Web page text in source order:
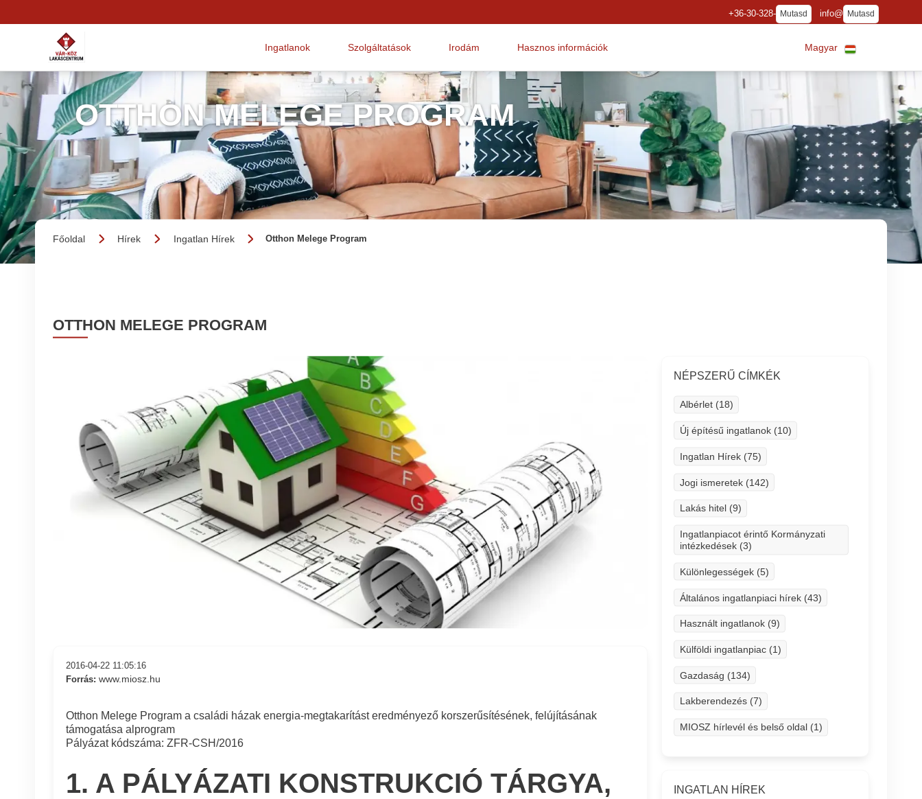
+36-30-328- Mutasd info@ Mutasd
Ingatlanok Szolgáltatások Irodám Hasznos információk Magyar
OTTHON MELEGE PROGRAM
Főoldal Hírek Ingatlan Hírek Otthon Melege Program
OTTHON MELEGE PROGRAM
2016-04-22 11:05:16
Forrás: www.miosz.hu
Otthon Melege Program a családi házak energia-megtakarítást eredményező korszerűsítésének, felújításának
támogatása alprogram
Pályázat kódszáma: ZFR-CSH/2016
1. A PÁLYÁZATI KONSTRUKCIÓ TÁRGYA,
NÉPSZERŰ CÍMKÉK
Albérlet (18)
Új építésű ingatlanok (10)
Ingatlan Hírek (75)
Jogi ismeretek (142)
Lakás hitel (9)
Ingatlanpiacot érintő Kormányzati
intézkedések (3)
Különlegességek (5)
Általános ingatlanpiaci hírek (43)
Használt ingatlanok (9)
Külföldi ingatlanpiac (1)
Gazdaság (134)
Lakberendezés (7)
MIOSZ hírlevél és belső oldal (1)
INGATLAN HÍREK